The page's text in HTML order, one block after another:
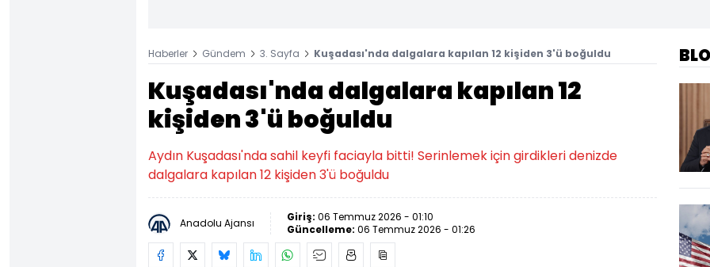
Haberler Gündem 3. Sayfa Kuşadası'nda dalgalara kapılan 12 kişiden 3'ü boğuldu
Kuşadası'nda dalgalara kapılan 12
kişiden 3'ü boğuldu
Aydın Kuşadası'nda sahil keyfi faciayla bitti! Serinlemek için girdikleri denizde
dalgalara kapılan 12 kişiden 3'ü boğuldu
Anadolu Ajansı Giriş: 06 Temmuz 2026 - 01:10
Güncelleme: 06 Temmuz 2026 - 01:26